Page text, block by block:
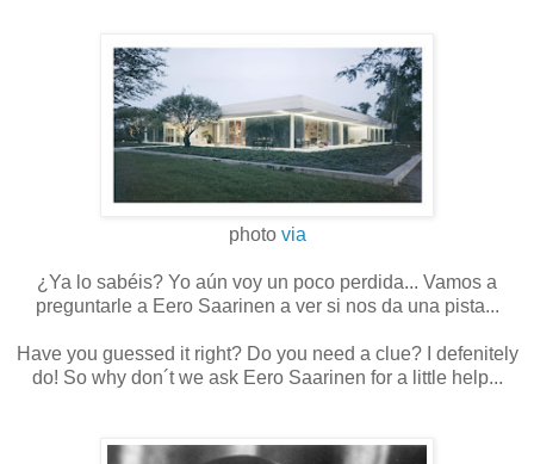
photovia
¿Ya lo sabéis? Yo aún voy un poco perdida... Vamos a
preguntarle a Eero Saarinen a ver si nos da una pista...
Have you guessed it right? Do you need a clue? I defenitely
do! So why don´t we ask Eero Saarinen for a little help...